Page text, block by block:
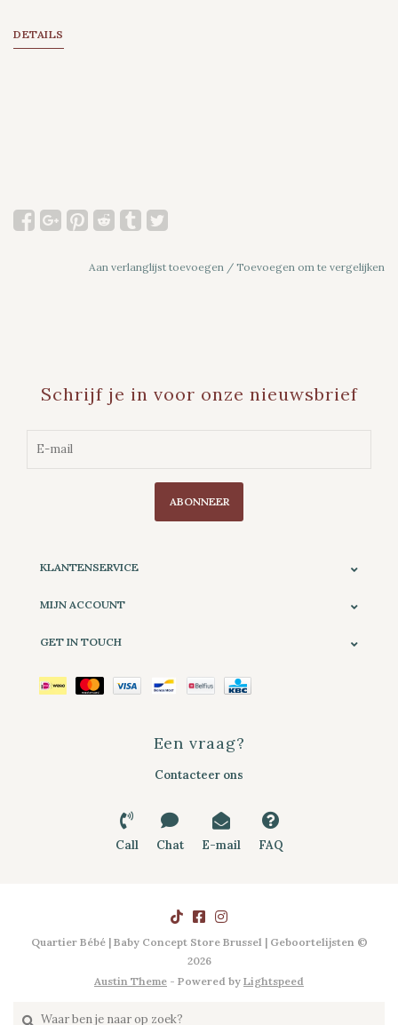
DETAILS
Aan verlanglijst toevoegen / Toevoegen om te vergelijken
Schrijf je in voor onze nieuwsbrief
ABONNEER
KLANTENSERVICE
MIJN ACCOUNT
GET IN TOUCH
Een vraag?
Contacteer ons
Call Chat E-mail FAQ
Quartier Bébé | Baby Concept Store Brussel | Geboortelijsten ©
2026
Austin Theme - Powered by Lightspeed